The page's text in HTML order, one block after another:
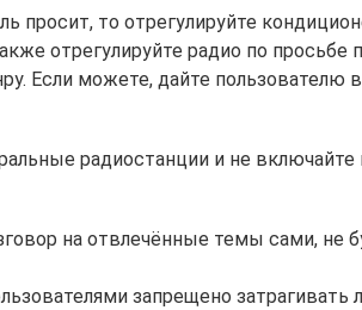
просит, то отрегулируйте
отрегулируйте радио по просьбе
Если можете, дайте пользователю
радиостанции и не
на отвлечённые темы сами, не
запрещено